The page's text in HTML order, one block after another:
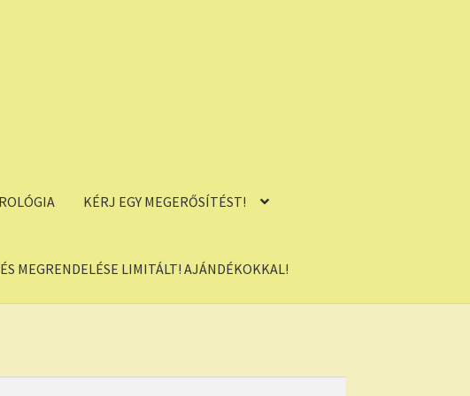
KÉRJ EGY MEGERŐSÍTÉST!
MEGRENDELÉSE LIMITÁLT! AJÁNDÉKOKKAL!